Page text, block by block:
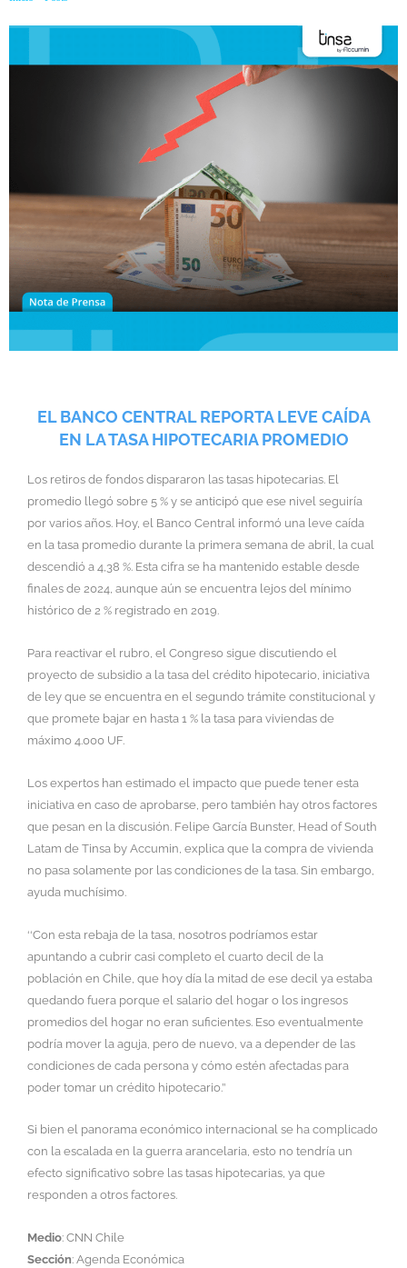
EL BANCO CENTRAL REPORTA LEVE CAÍDA
EN LA TASA HIPOTECARIA PROMEDIO
Los retiros de fondos dispararon las tasas hipotecarias. El
promedio llegó sobre 5 % y se anticipó que ese nivel seguiría
por varios años. Hoy, el Banco Central informó una leve caída
en la tasa promedio durante la primera semana de abril, la cual
descendió a 4,38 %. Esta cifra se ha mantenido estable desde
finales de 2024, aunque aún se encuentra lejos del mínimo
histórico de 2 % registrado en 2019.
Para reactivar el rubro, el Congreso sigue discutiendo el
proyecto de subsidio a la tasa del crédito hipotecario, iniciativa
de ley que se encuentra en el segundo trámite constitucional y
que promete bajar en hasta 1 % la tasa para viviendas de
máximo 4.000 UF.
Los expertos han estimado el impacto que puede tener esta
iniciativa en caso de aprobarse, pero también hay otros factores
que pesan en la discusión. Felipe García Bunster, Head of South
Latam de Tinsa by Accumin, explica que la compra de vivienda
no pasa solamente por las condiciones de la tasa. Sin embargo,
ayuda muchísimo.
‘‘Con esta rebaja de la tasa, nosotros podríamos estar
apuntando a cubrir casi completo el cuarto decil de la
población en Chile, que hoy día la mitad de ese decil ya estaba
quedando fuera porque el salario del hogar o los ingresos
promedios del hogar no eran suficientes. Eso eventualmente
podría mover la aguja, pero de nuevo, va a depender de las
condiciones de cada persona y cómo estén afectadas para
poder tomar un crédito hipotecario.’’
Si bien el panorama económico internacional se ha complicado
con la escalada en la guerra arancelaria, esto no tendría un
efecto significativo sobre las tasas hipotecarias, ya que
responden a otros factores.
Medio: CNN Chile
Sección: Agenda Económica